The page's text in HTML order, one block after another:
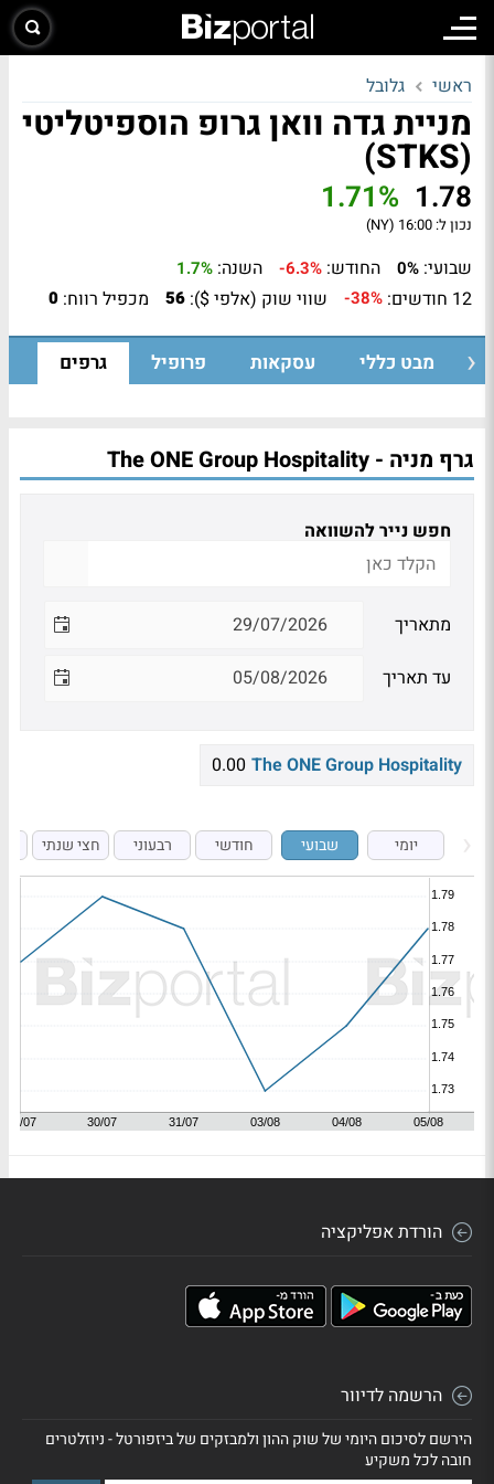
ראשי גלובל
מניית גדה וואן גרופ הוספיטליטי
(STKS)
1.78
1.71%
נכון ל: 16:00 (NY)
שבועי: 0% החודש: -6.3% השנה: 1.7%
12 חודשים: -38% שווי שוק (אלפי $): 56 מכפיל רווח: 0
מבט כללי עסקאות פרופיל גרפים
גרף מניה - The ONE Group Hospitality
חפש נייר להשוואה
מתאריך
עד תאריך
The ONE Group Hospitality
0.00
יומי שבועי חודשי רבעוני חצי שנתי
הורדת אפליקציה
הרשמה לדיוור
הירשם לסיכום היומי של שוק ההון ולמבזקים של ביזפורטל - ניוזלטרים
חובה לכל משקיע